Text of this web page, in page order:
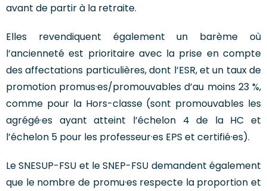
avant de partir à la retraite.
Elles revendiquent également un barème où
l’ancienneté est prioritaire avec la prise en compte
des affectations particulières, dont l’ESR, et un taux de
promotion promus·es/promouvables d’au moins 23 %,
comme pour la Hors-classe (sont promouvables les
agrégé·es ayant atteint l’échelon 4 de la HC et
l’échelon 5 pour les professeur·es EPS et certifié·es).
Le SNESUP-FSU et le SNEP-FSU demandent également
que le nombre de promu·es respecte la proportion et